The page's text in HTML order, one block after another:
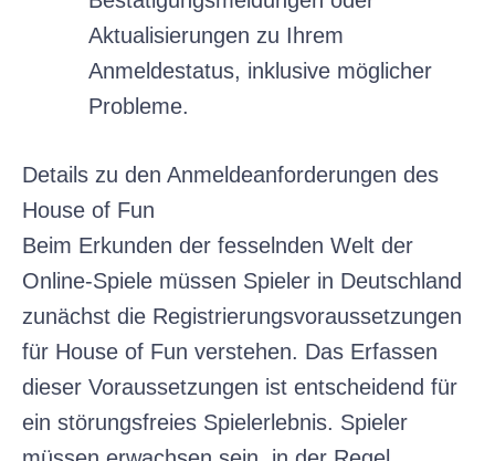
Aktualisierungen zu Ihrem
Anmeldestatus, inklusive möglicher
Probleme.
Details zu den Anmeldeanforderungen des
House of Fun
Beim Erkunden der fesselnden Welt der
Online-Spiele müssen Spieler in Deutschland
zunächst die Registrierungsvoraussetzungen
für House of Fun verstehen. Das Erfassen
dieser Voraussetzungen ist entscheidend für
ein störungsfreies Spielerlebnis. Spieler